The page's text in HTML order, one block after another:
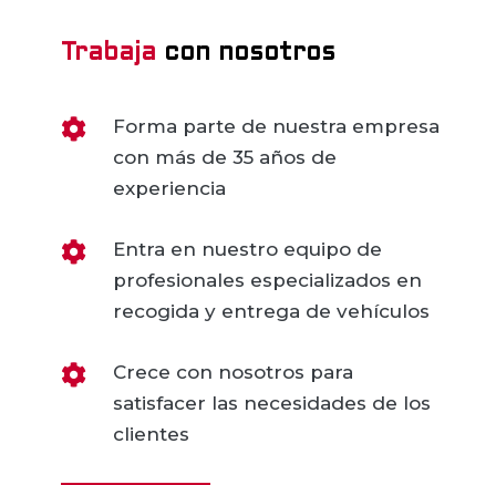
Trabaja con nosotros

Forma parte de nuestra empresa
con más de 35 años de
experiencia

Entra en nuestro equipo de
profesionales especializados en
recogida y entrega de vehículos

Crece con nosotros para
satisfacer las necesidades de los
clientes